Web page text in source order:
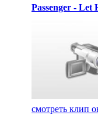
Passenger - Let
смотреть клип